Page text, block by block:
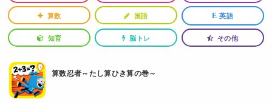
算数 国語 E 英語
知育 脳トレ その他
算数忍者～たし算ひき算の巻～